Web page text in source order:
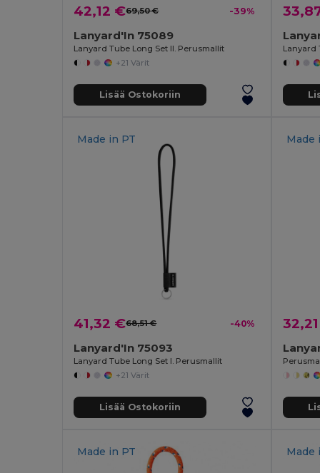
42,12 €69,50 € -39%
Lanyard'In 75089
Lanyard Tube Long Set II. Perusmallit
+21 Värit
Lisää Ostokoriin
Lanyard
Made in PT
41,32 €68,51 € -40%
Lanyard'In 75093
Lanyard Tube Long Set I. Perusmallit
+21 Värit
Lisää Ostokoriin
Made
Made in PT Made